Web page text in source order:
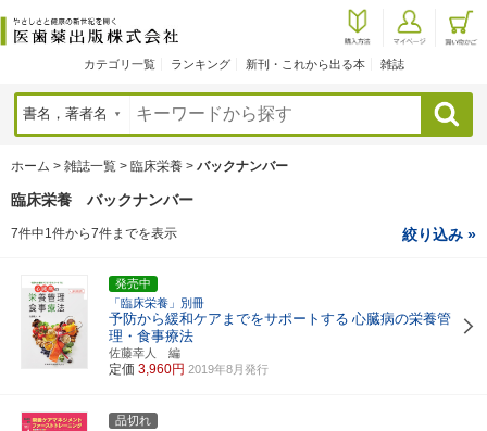
カテゴリ一覧 ランキング 新刊・これから出る本 雑誌
検索
ホーム > 雑誌一覧 > 臨床栄養 > バックナンバー
臨床栄養 バックナンバー
7件中1件から7件までを表示 絞り込み »
発売中
「臨床栄養」別冊
予防から緩和ケアまでをサポートする 心臓病の栄養管
理・食事療法
佐藤幸人 編
定価 3,960円 2019年8月発行
品切れ